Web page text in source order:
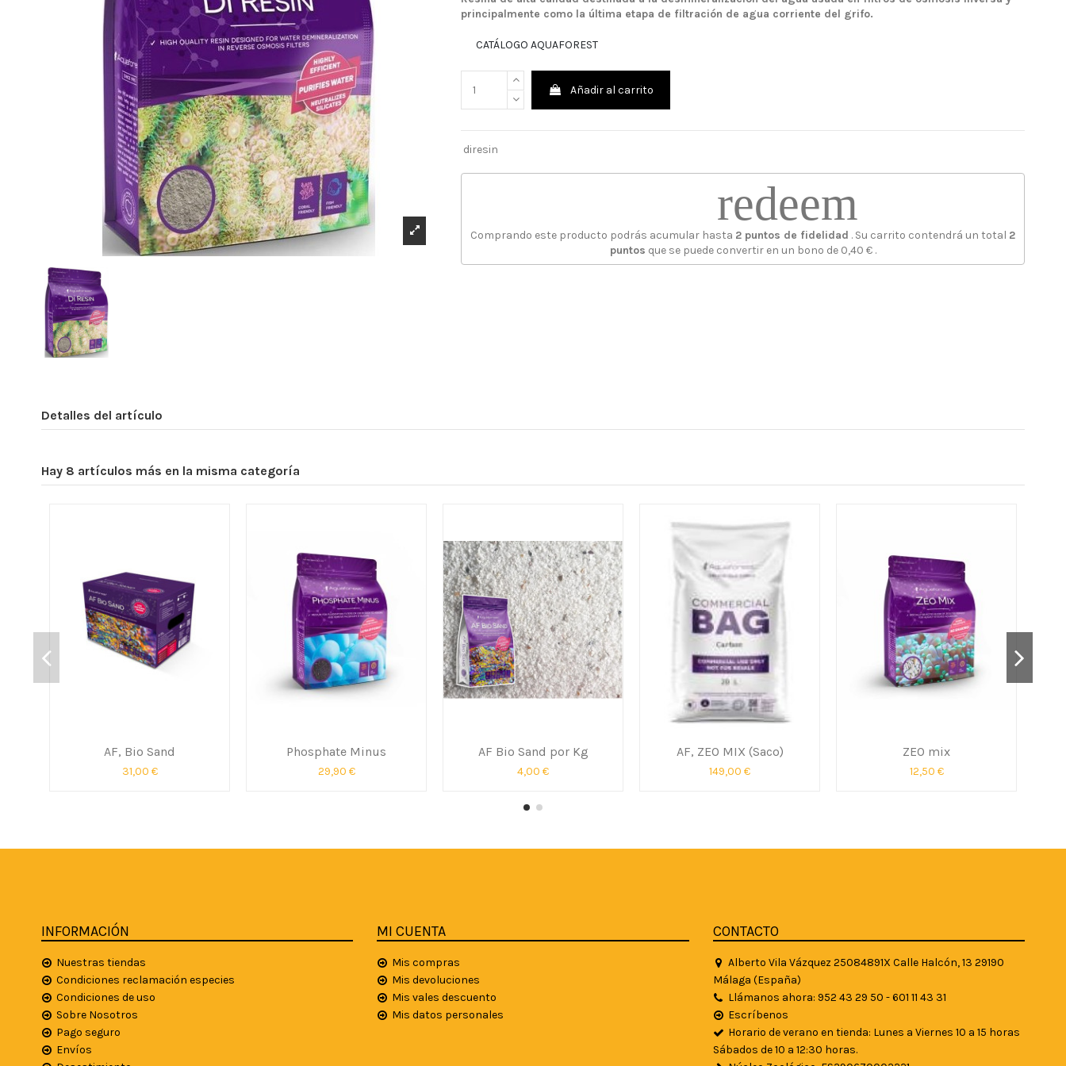
principalmente como la última etapa de filtración de agua corriente del grifo.
CATÁLOGO AQUAFOREST
Añadir al carrito
diresin
redeem
Comprando este producto podrás acumular hasta 2 puntos de fidelidad . Su carrito contendrá un total 2
puntos que se puede convertir en un bono de 0,40 €.
Detalles del artículo
Hay 8 artículos más en la misma categoría
AF, Bio Sand
31,00 €
Phosphate Minus
29,90 €
AF Bio Sand por Kg
4,00 €
AF, ZEO MIX (Saco)
149,00 €
ZEO mix
12,50 €
INFORMACIÓN
Nuestras tiendas
Condiciones reclamación especies
Condiciones de uso
Sobre Nosotros
Pago seguro
Envíos
MI CUENTA
Mis compras
Mis devoluciones
Mis vales descuento
Mis datos personales
CONTACTO
Alberto Vila Vázquez 25084891X Calle Halcón, 13 29190
Málaga (España)
Llámanos ahora: 952 43 29 50 - 601 11 43 31
Escríbenos
Horario de verano en tienda: Lunes a Viernes 10 a 15 horas
Sábados de 10 a 12:30 horas.